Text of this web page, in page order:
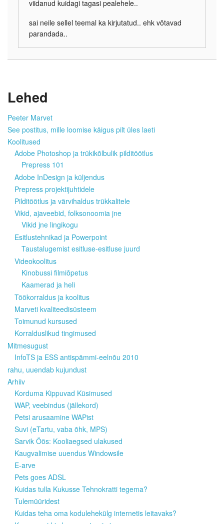
viidanud kuidagi tagasi pealehele..
sai neile sellel teemal ka kirjutatud.. ehk võtavad
parandada..
Lehed
Peeter Marvet
See postitus, mille loomise käigus pilt üles laeti
Koolitused
Adobe Photoshop ja trükikõlbulik pilditöötlus
Prepress 101
Adobe InDesign ja küljendus
Prepress projektijuhtidele
Pilditöötlus ja värvihaldus trükkalitele
Vikid, ajaveebid, folksonoomia jne
Vikid jne lingikogu
Esitlustehnikad ja Powerpoint
Taustalugemist esitluse-esitluse juurd
Videokoolitus
Kinobussi filmiõpetus
Kaamerad ja heli
Töökorraldus ja koolitus
Marveti kvaliteedisüsteem
Toimunud kursused
Korralduslikud tingimused
Mitmesugust
InfoTS ja ESS antispämmi-eelnõu 2010
rahu, uuendab kujundust
Arhiiv
Korduma Kippuvad Küsimused
WAP, veebindus (jällekord)
Petsi arusaamine WAPist
Suvi (eTartu, vaba õhk, MPS)
Sarvik Öös: Kooliaegsed ulakused
Kaugvalimise uuendus Windowsile
E-arve
Pets goes ADSL
Kuidas tulla Kukusse Tehnokratti tegema?
Tulemüüridest
Kuidas teha oma kodulehekülg internetis leitavaks?